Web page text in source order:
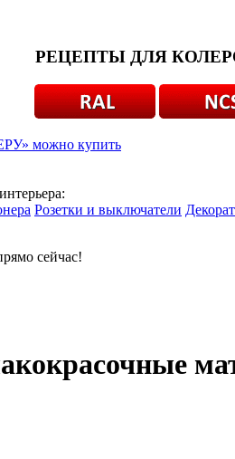
РЕЦЕПТЫ ДЛЯ
можно купить
Розетки и выключатели
сейчас!